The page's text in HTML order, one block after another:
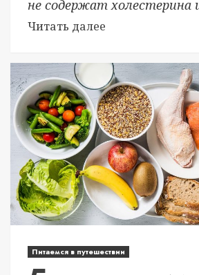
не содержат холестерина
Читать далее
Питаемся в путешествии